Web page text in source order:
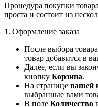
Процедура покупки
проста и состоит из
1. Оформление заказа
После выбора
товар добавится в
Далее, если вы
кнопку Корзина.
На странице вашей
выбранные вами
В поле Количество